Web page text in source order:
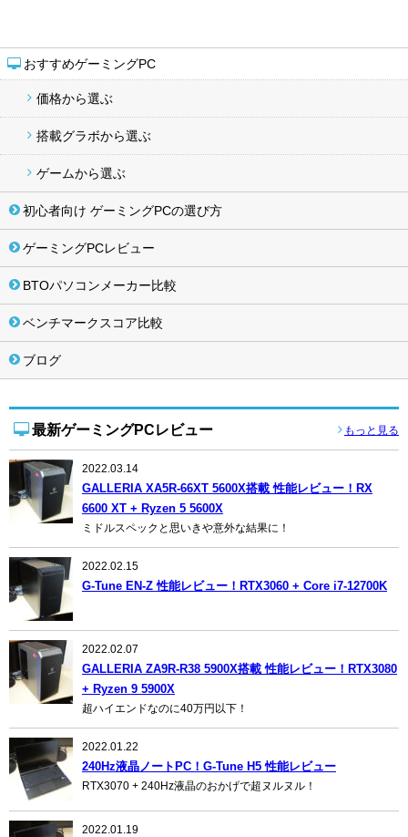
おすすめゲーミングPC
価格から選ぶ
搭載グラボから選ぶ
ゲームから選ぶ
初心者向け ゲーミングPCの選び方
ゲーミングPCレビュー
BTOパソコンメーカー比較
ベンチマークスコア比較
ブログ
最新ゲーミングPCレビュー もっと見る
2022.03.14
GALLERIA XA5R-66XT 5600X搭載 性能レビュー！RX
6600 XT + Ryzen 5 5600X
ミドルスペックと思いきや意外な結果に！
2022.02.15
G-Tune EN-Z 性能レビュー！RTX3060 + Core i7-12700K
2022.02.07
GALLERIA ZA9R-R38 5900X搭載 性能レビュー！RTX3080
+ Ryzen 9 5900X
超ハイエンドなのに40万円以下！
2022.01.22
240Hz液晶ノートPC！G-Tune H5 性能レビュー
RTX3070 + 240Hz液晶のおかげで超ヌルヌル！
2022.01.19